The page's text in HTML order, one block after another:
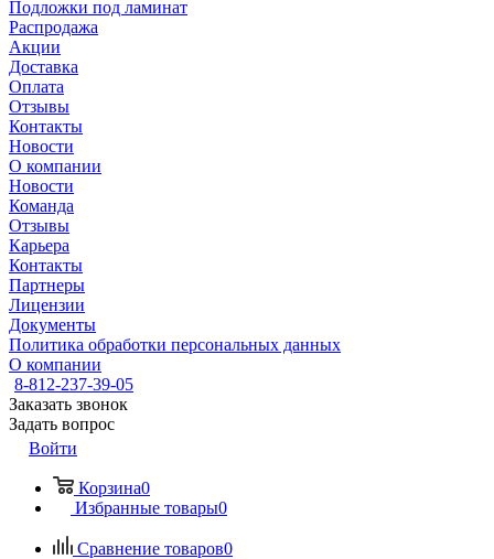
Подложки под ламинат
Распродажа
Акции
Доставка
Оплата
Отзывы
Контакты
Новости
О компании
Новости
Команда
Отзывы
Карьера
Контакты
Партнеры
Лицензии
Документы
Политика обработки персональных данных
О компании
8-812-237-39-05
Заказать звонок
Задать вопрос
Войти
Корзина0
Избранные товары0
Сравнение товаров0